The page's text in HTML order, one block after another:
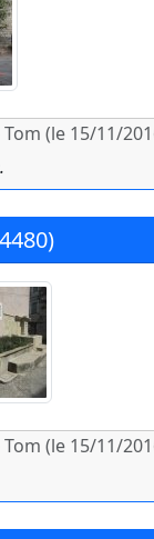
(le 15/11/
(le 15/11/